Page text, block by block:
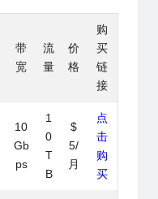
带
宽
流
量
价
格
购
买
链
接
10
Gb
ps
1
0
T
B
$
5/
月
点
击
购
买